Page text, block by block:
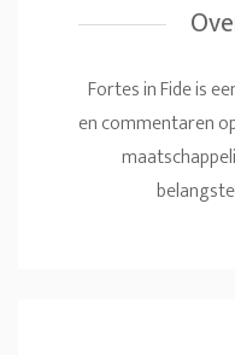
Fortes in Fide is
en commentaren